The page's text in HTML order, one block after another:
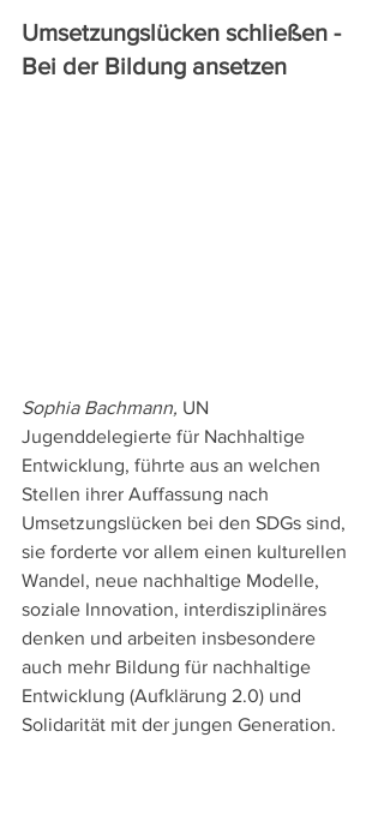
Umsetzungslücken schließen -
Bei der Bildung ansetzen
Sophia Bachmann, UN
Jugenddelegierte für Nachhaltige
Entwicklung, führte aus an welchen
Stellen ihrer Auffassung nach
Umsetzungslücken bei den SDGs sind,
sie forderte vor allem einen kulturellen
Wandel, neue nachhaltige Modelle,
soziale Innovation, interdisziplinäres
denken und arbeiten insbesondere
auch mehr Bildung für nachhaltige
Entwicklung (Aufklärung 2.0) und
Solidarität mit der jungen Generation.